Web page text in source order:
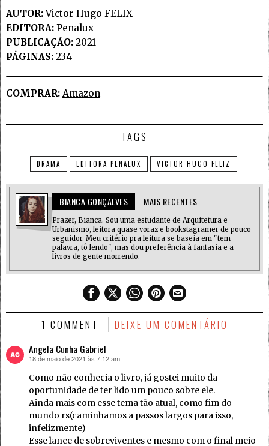
AUTOR:Victor Hugo FELIX
EDITORA: Penalux
PUBLICAÇÃO: 2021
PÁGINAS: 234
COMPRAR: Amazon
TAGS
DRAMA EDITORA PENALUX VICTOR HUGO FELIZ
BIANCA GONÇALVES MAIS RECENTES
Prazer, Bianca. Sou uma estudante de Arquitetura e
Urbanismo, leitora quase voraz e bookstagramer de pouco
seguidor. Meu critério pra leitura se baseia em "tem
palavra, tô lendo", mas dou preferência à fantasia e a
livros de gente morrendo.
1 COMMENT DEIXE UM COMENTÁRIO
Angela Cunha Gabriel
disse:
18 de maio de 2021 às 7:12 am
Como não conhecia o livro, já gostei muito da
oportunidade de ter lido um pouco sobre ele.
Ainda mais com esse tema tão atual, como fim do
mundo rs(caminhamos a passos largos para isso,
infelizmente)
Esse lance de sobreviventes e mesmo com o final meio